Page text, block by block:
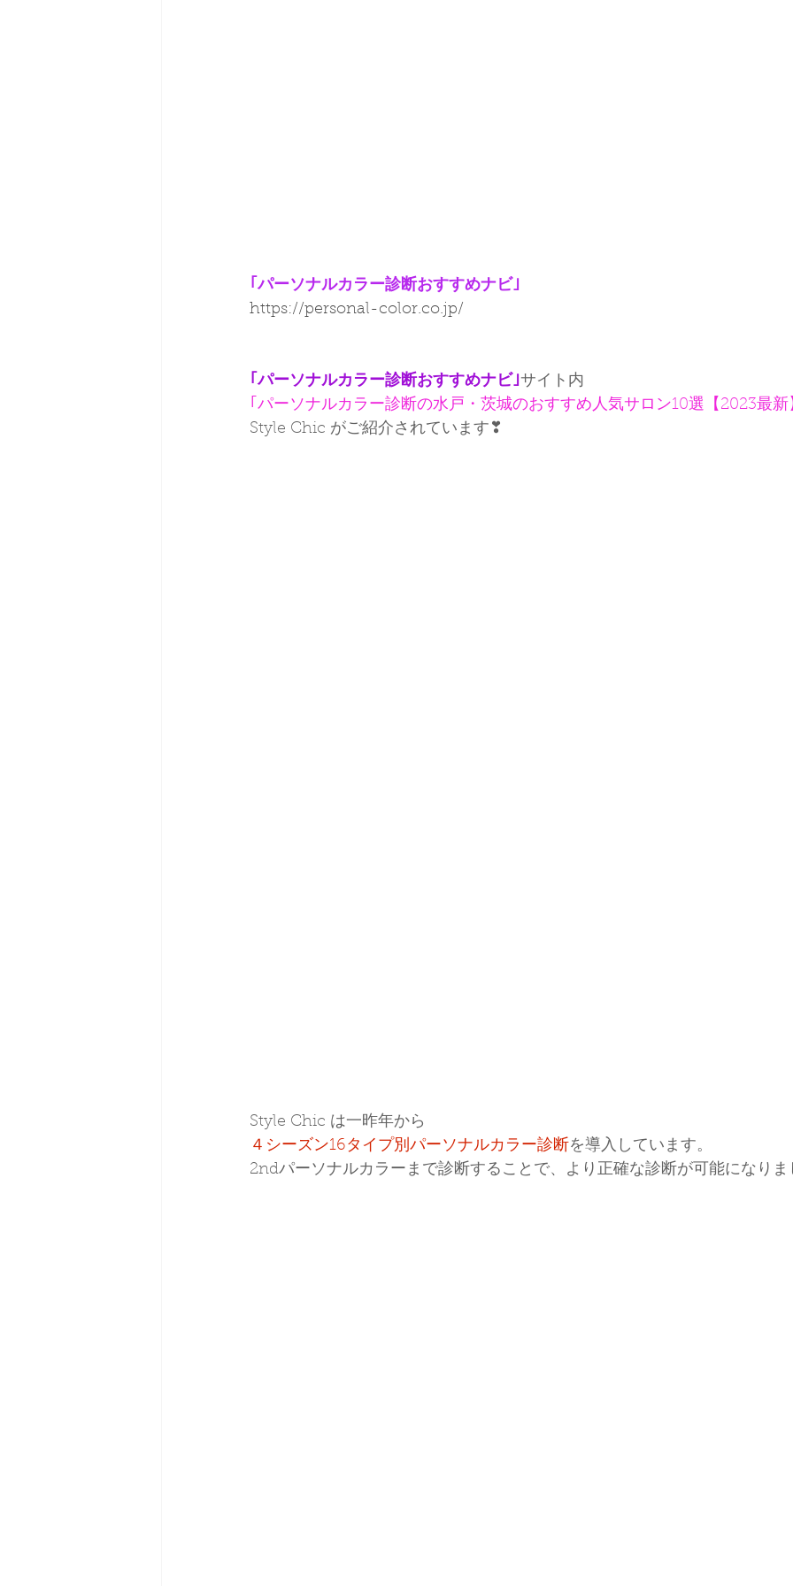
｢パーソナルカラー診断おすすめナビ｣
https://personal-color.co.jp/
｢パーソナルカラー診断おすすめナビ｣サイト内
｢パーソナルカラー診断の水戸・茨城のおすすめ人気サロン10選【2023最新
Style Chic がご紹介されています❣
Style Chic は一昨年から
４シーズン16タイプ別パーソナルカラー診断を導入しています。
2ndパーソナルカラーまで診断することで、より正確な診断が可能になりま